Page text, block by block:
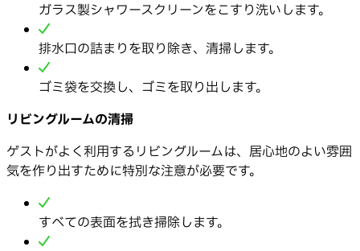
ガラス製シャワースクリーンをこすり洗いします。
排水口の詰まりを取り除き、清掃します。
ゴミ袋を交換し、ゴミを取り出します。
リビングルームの清掃
ゲストがよく利用するリビングルームは、居心地のよい雰囲
気を作り出すために特別な注意が必要です。
すべての表面を拭き掃除します。